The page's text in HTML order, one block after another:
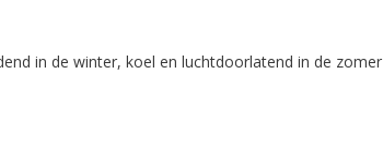
in de winter, koel en luchtdoorlatend in de zomer